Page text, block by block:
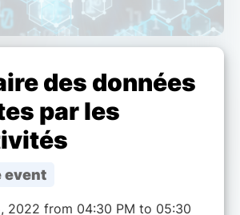
des données
par les
event
2022 from 04:30 PM to 05:30